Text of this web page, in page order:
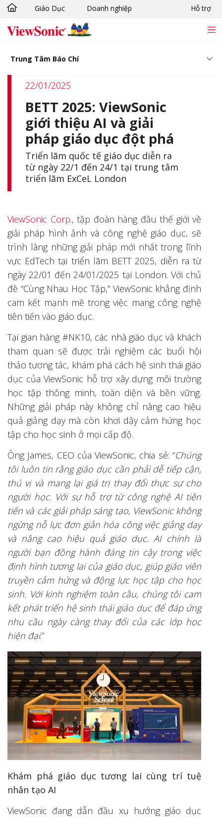
Chuyển đến nội dung chính
Giáo Dục Doanh nghiệp Hỗ trợ
Trung Tâm Báo Chí
22/01/2025
BETT 2025: ViewSonic
giới thiệu AI và giải
pháp giáo dục đột phá
Triển lãm quốc tế giáo dục diễn ra
từ ngày 22/1 đến 24/1 tại trung tâm
triển lãm ExCeL London
ViewSonic Corp., tập đoàn hàng đầu thế giới về
giải pháp hình ảnh và công nghệ giáo dục, sẽ
trình làng những giải pháp mới nhất trong lĩnh
vực EdTech tại triển lãm BETT 2025, diễn ra từ
ngày 22/01 đến 24/01/2025 tại London. Với chủ
đề “Cùng Nhau Học Tập,” ViewSonic khẳng định
cam kết mạnh mẽ trong việc mang công nghệ
tiên tiến vào giáo dục.
Tại gian hàng #NK10, các nhà giáo dục và khách
tham quan sẽ được trải nghiệm các buổi hội
thảo tương tác, khám phá cách hệ sinh thái giáo
dục của ViewSonic hỗ trợ xây dựng môi trường
học tập thông minh, toàn diện và bền vững.
Những giải pháp này không chỉ nâng cao hiệu
quả giảng dạy mà còn khơi dậy cảm hứng học
tập cho học sinh ở mọi cấp độ.
Ông James, CEO của ViewSonic, chia sẻ: “Chúng
tôi luôn tin rằng giáo dục cần phải dễ tiếp cận,
thú vị và mang lại giá trị thay đổi thực sự cho
người học. Với sự hỗ trợ từ công nghệ AI tiên
tiến và các giải pháp sáng tạo, ViewSonic không
ngừng nỗ lực đơn giản hóa công việc giảng dạy
và nâng cao hiệu quả giáo dục. AI chính là
người bạn đồng hành đáng tin cậy trong việc
định hình tương lai của giáo dục, giúp giáo viên
truyền cảm hứng và động lực học tập cho học
sinh. Với kinh nghiệm toàn cầu, chúng tôi cam
kết phát triển hệ sinh thái giáo dục để đáp ứng
nhu cầu ngày càng thay đổi của các lớp học
hiện đại.”
Khám phá giáo dục tương lai cùng trí tuệ
nhân tạo AI
ViewSonic đang dẫn đầu xu hướng giáo dục